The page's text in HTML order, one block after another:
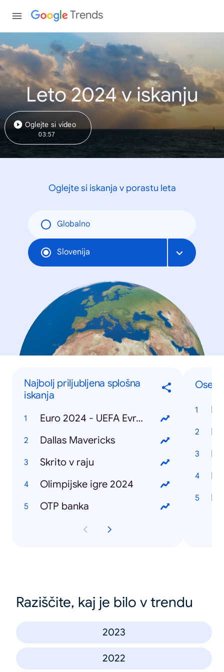
Trends
Leto 2024 v iskanju
Oglejte si video
03:57
Oglejte si iskanja v porastu leta
Globalno
Slovenija
Najbolj priljubljena splošna
iskanja
Euro 2024 - UEFA Evropsko prvenstvo v nogometu
Dallas Mavericks
Skrito v raju
Olimpijske igre 2024
OTP banka
Osebe
Raziščite, kaj je bilo v trendu
2023
2022